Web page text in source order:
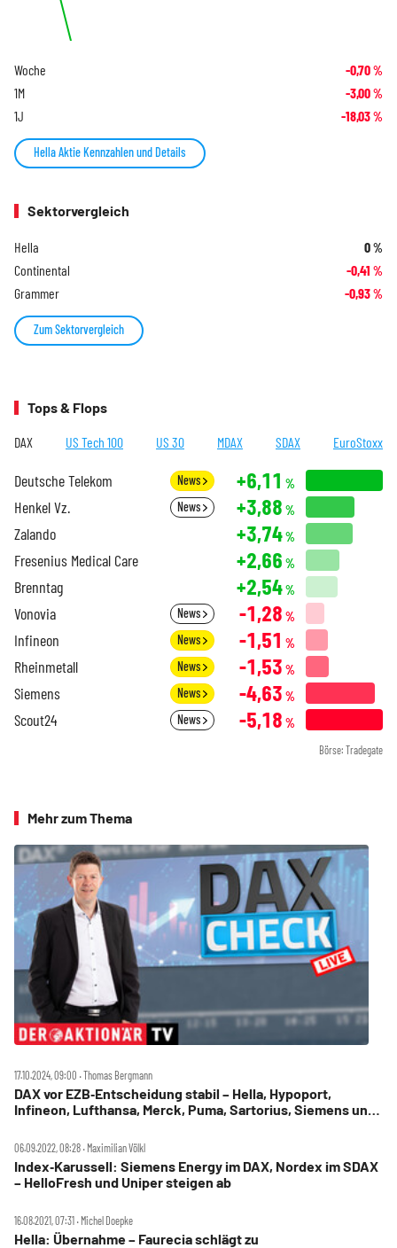
Woche -0,70%
1M -3,00%
1J -18,03%
Hella Aktie Kennzahlen und Details
Sektorvergleich
Hella 0%
Continental -0,41 %
Grammer -0,93%
Zum Sektorvergleich
Tops & Flops
DAX US Tech 100 US 30 MDAX SDAX EuroStoxx
Deutsche Telekom News +6,11 %
Henkel Vz. News +3,88 %
Zalando +3,74%
Fresenius Medical Care +2,66 %
Brenntag +2,54%
Vonovia News -1,28 %
Infineon News -1,51 %
Rheinmetall News -1,53 %
Siemens News -4,63 %
Scout24 News -5,18 %
Börse: Tradegate
Mehr zum Thema
17.10.2024, 09:00 ‧ Thomas Bergmann
DAX vor EZB‑Entscheidung stabil – Hella, Hypoport,
Infineon, Lufthansa, Merck, Puma, Sartorius, Siemens und
06.09.2022, 08:28 ‧ Maximilian Völkl
Index‑Karussell: Siemens Energy im DAX, Nordex im SDAX
– HelloFresh und Uniper steigen ab
16.08.2021, 07:31 ‧ Michel Doepke
Hella: Übernahme – Faurecia schlägt zu